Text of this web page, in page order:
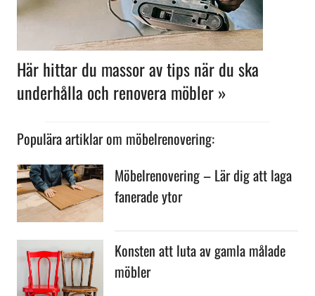
Här hittar du massor av tips när du ska
underhålla och renovera möbler »
Populära artiklar om möbelrenovering:
Möbelrenovering – Lär dig att laga
fanerade ytor
Konsten att luta av gamla målade
möbler